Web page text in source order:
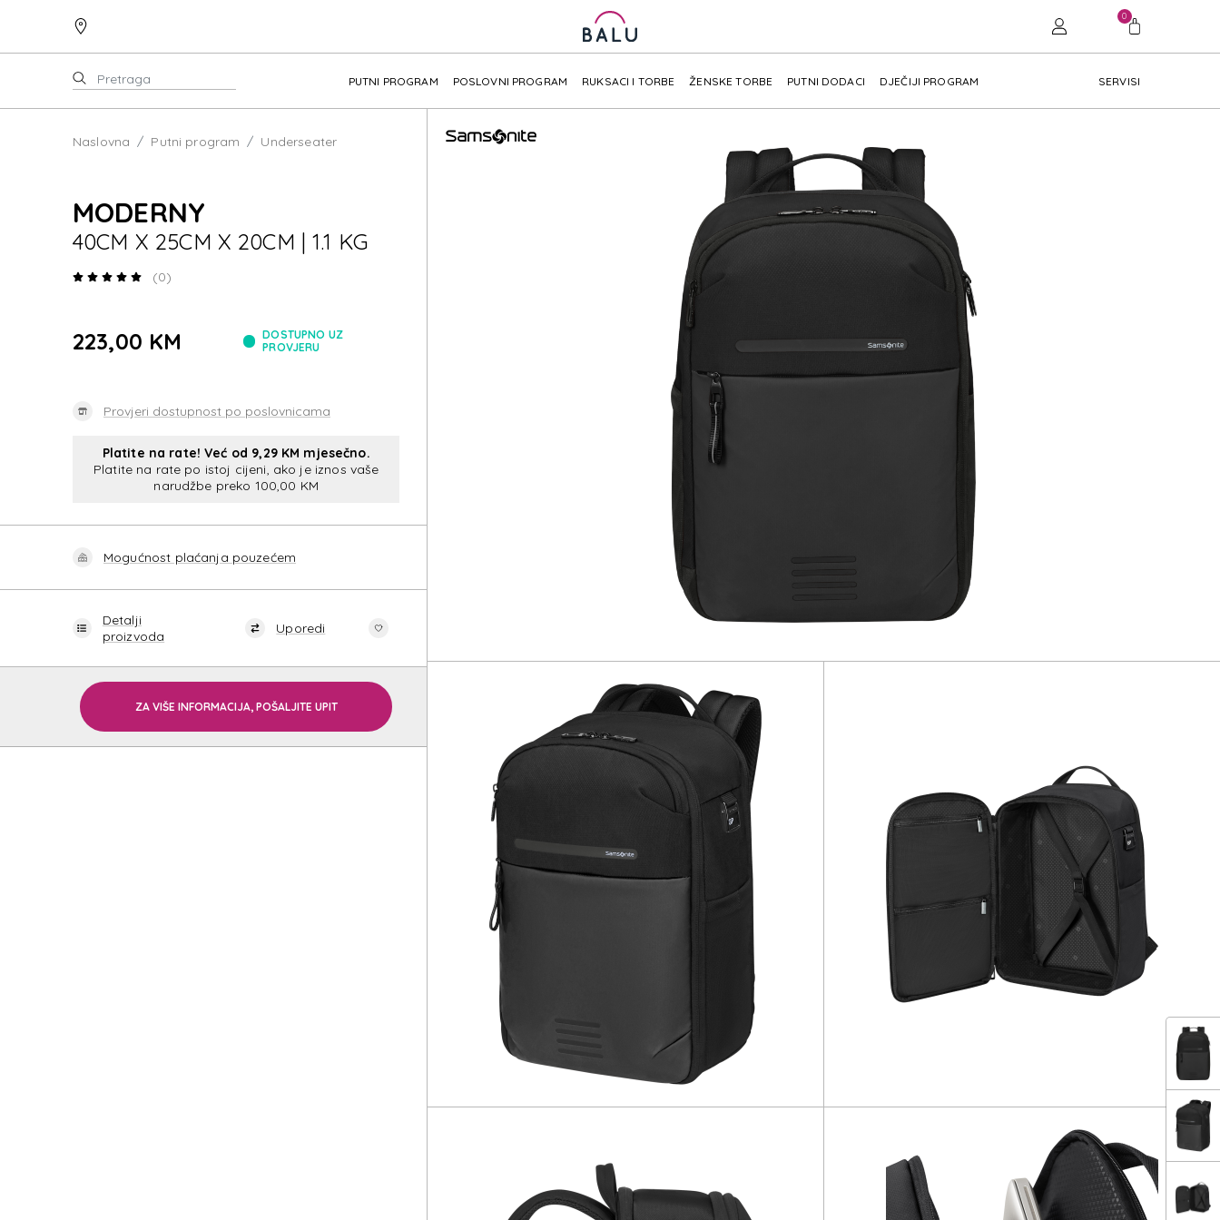
0
PUTNI PROGRAM POSLOVNI PROGRAM RUKSACI I TORBE ŽENSKE TORBE PUTNI DODACI DJEČIJI PROGRAM SERVISI
Naslovna Putni program Underseater
MODERNY
40CM X 25CM X 20CM | 1.1 KG
(0)
223,00 KM
DOSTUPNO UZ
PROVJERU
Provjeri dostupnost po poslovnicama
Platite na rate! Već od 9,29 KM mjesečno.
Platite na rate po istoj cijeni, ako je iznos vaše
narudžbe preko 100,00 KM
Mogućnost plaćanja pouzećem
Detalji
proizvoda
Uporedi
ZA VIŠE INFORMACIJA, POŠALJITE UPIT